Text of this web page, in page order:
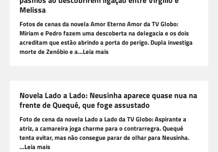
Melissa
Fotos de cenas da novela Amor Eterno Amor da TV Globo:
Miriam e Pedro fazem uma descoberta na delegacia e os dois
acreditam que estão abrindo a porta do perigo. Dupla investiga
morte de Zenóbio e a…Leia mais
Novela Lado a Lado: Neusinha aparece quase nua na
frente de Quequé, que foge assustado
Foto de cena da novela Lado a Lado da TV Globo: Aspirante a
atriz, a camareira joga charme para o contrarregra. Quequé
tenta evitar, mas não consegue parar de olhar para Neusinha.
…Leia mais